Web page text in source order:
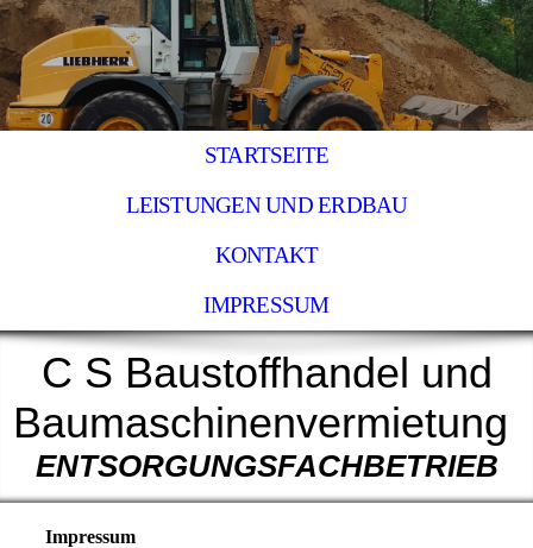
STARTSEITE
LEISTUNGEN UND ERDBAU
KONTAKT
IMPRESSUM
C S Baustoffhandel und
Baumaschinenvermietung
ENTSORGUNGSFACHBETRIEB
Impressum